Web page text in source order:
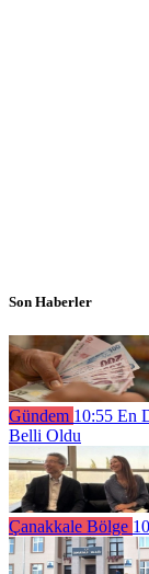
Son Haberler
Gündem 10:55 En
Belli Oldu
Çanakkale Bölge